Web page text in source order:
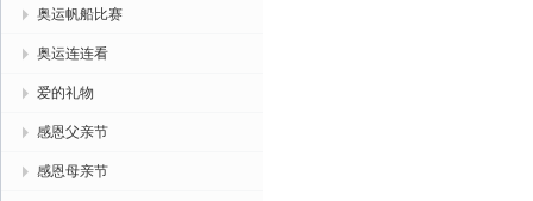
奥运帆船比赛
奥运连连看
爱的礼物
感恩父亲节
感恩母亲节